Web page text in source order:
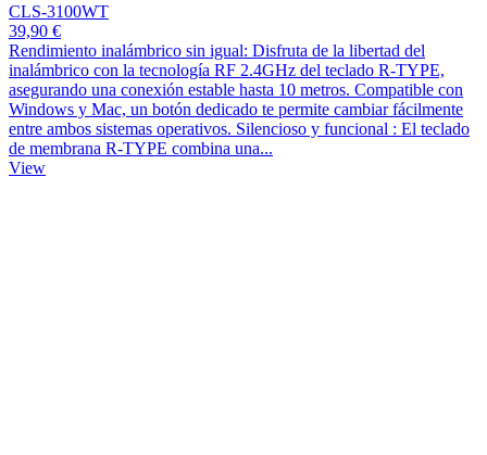
CLS-3100WT
39,90 €
Rendimiento inalámbrico sin igual: Disfruta de la libertad del
inalámbrico con la tecnología RF 2.4GHz del teclado R-TYPE,
asegurando una conexión estable hasta 10 metros. Compatible con
Windows y Mac, un botón dedicado te permite cambiar fácilmente
entre ambos sistemas operativos. Silencioso y funcional : El teclado
de membrana R-TYPE combina una...
View